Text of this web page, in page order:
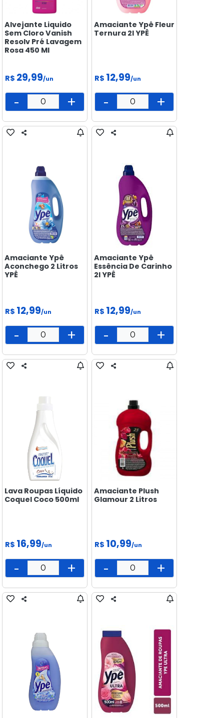
Alvejante Liquido
Sem Cloro Vanish
Resolv Pré Lavagem
Rosa 450 Ml
R$ 29,99/un
- +
Amaciante Ypê Fleur
Ternura 2l YPÊ
R$ 12,99/un
- +
Amaciante Ypê
Aconchego 2 Litros
YPÊ
R$ 12,99/un
- +
Amaciante Ypê
Essência De Carinho
2l YPÊ
R$ 12,99/un
- +
Lava Roupas Líquido
Coquel Coco 500ml
R$ 16,99/un
- +
Amaciante Plush
Glamour 2 Litros
R$ 10,99/un
- +